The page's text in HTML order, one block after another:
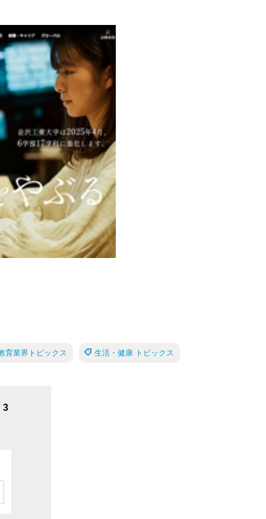
育業界トピックス 生活・健康 トピックス
3